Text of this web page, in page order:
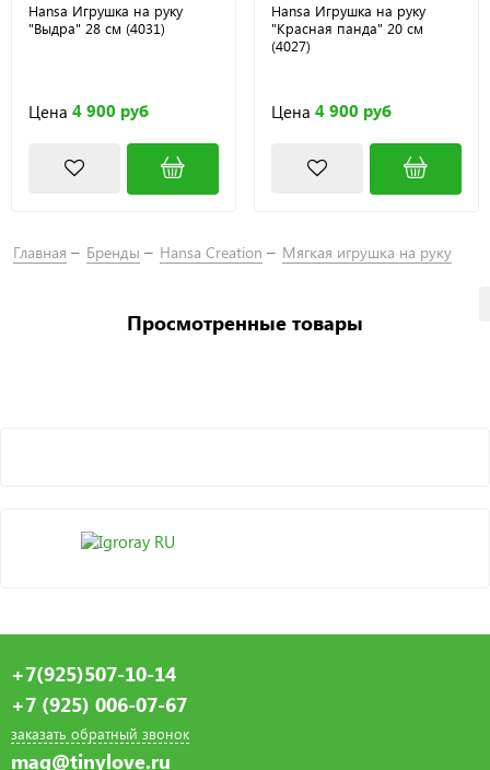
Hansa Игрушка на руку
"Выдра" 28 см (4031)
Цена 4 900 руб
Hansa Игрушка на руку
"Красная панда" 20 см
(4027)
Цена 4 900 руб
Главная Бренды Hansa Creation Мягкая игрушка на руку
Просмотренные товары
+7(925)507-10-14
+7 (925) 006-07-67
заказать обратный звонок
mag@tinylove.ru